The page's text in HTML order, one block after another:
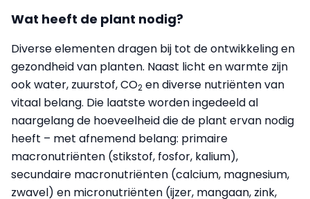
Wat heeft de plant nodig?
Diverse elementen dragen bij tot de ontwikkeling en
gezondheid van planten. Naast licht en warmte zijn
ook water, zuurstof, CO2 en diverse nutriënten van
vitaal belang. Die laatste worden ingedeeld al
naargelang de hoeveelheid die de plant ervan nodig
heeft – met afnemend belang: primaire
macronutriënten (stikstof, fosfor, kalium),
secundaire macronutriënten (calcium, magnesium,
zwavel) en micronutriënten (ijzer, mangaan, zink,